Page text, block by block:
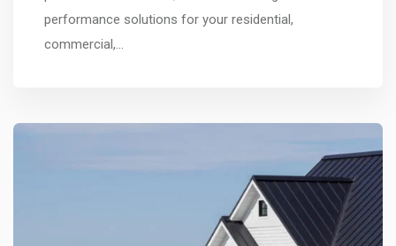
performance solutions for your residential,
commercial,…